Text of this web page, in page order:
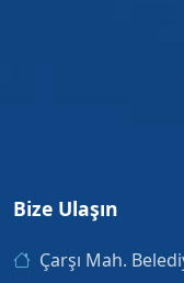
Bize Ulaşın
Çarşı Mah.